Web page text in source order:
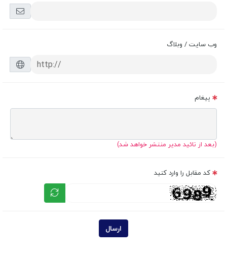
وب سایت / وبلاگ
پیغام
(بعد از تائید مدیر منتشر خواهد شد)
کد مقابل را وارد کنید
ارسال